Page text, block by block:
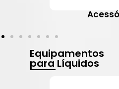
Equipamentos
para Líquidos